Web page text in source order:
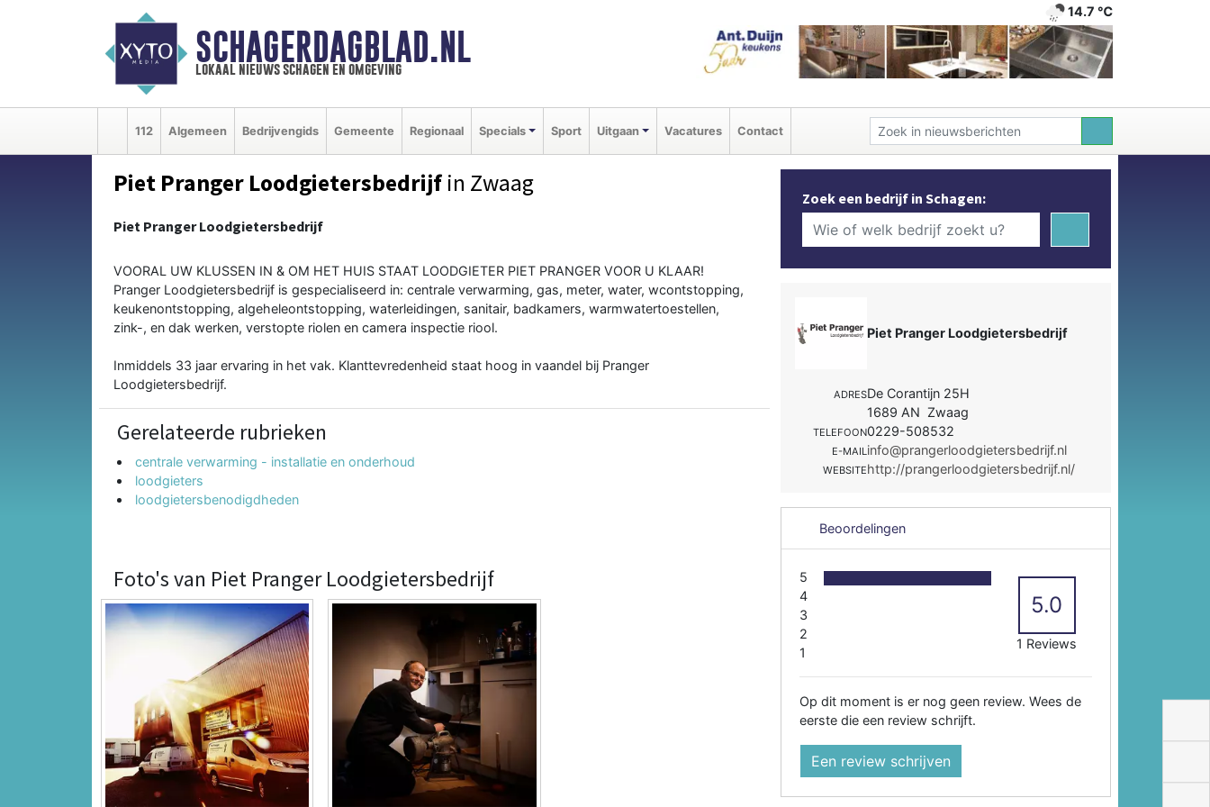
SCHAGERDAGBLAD.NL
lokaal nieuws schagen en omgeving
14.7 ℃
112 Algemeen Bedrijvengids Gemeente Regionaal Specials Sport Uitgaan Vacatures Contact
Piet Pranger Loodgietersbedrijf in Zwaag
Piet Pranger Loodgietersbedrijf
VOORAL UW KLUSSEN IN & OM HET HUIS STAAT LOODGIETER PIET PRANGER VOOR U KLAAR!
Pranger Loodgietersbedrijf is gespecialiseerd in: centrale verwarming, gas, meter, water, wcontstopping,
keukenontstopping, algeheleontstopping, waterleidingen, sanitair, badkamers, warmwatertoestellen,
zink-, en dak werken, verstopte riolen en camera inspectie riool.
Inmiddels 33 jaar ervaring in het vak. Klanttevredenheid staat hoog in vaandel bij Pranger
Loodgietersbedrijf.
Gerelateerde rubrieken
centrale verwarming - installatie en onderhoud
loodgieters
loodgietersbenodigdheden
Foto's van Piet Pranger Loodgietersbedrijf
Zoek een bedrijf in Schagen:
Piet Pranger Loodgietersbedrijf
ADRESDe Corantijn 25H
1689 AN Zwaag
TELEFOON0229-508532
E-MAILinfo@prangerloodgietersbedrijf.nl
WEBSITEhttp://prangerloodgietersbedrijf.nl/
Beoordelingen
5
4
3
2
1
5.0
1 Reviews
Op dit moment is er nog geen review. Wees de
eerste die een review schrijft.
Een review schrijven